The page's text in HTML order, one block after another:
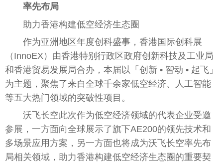
率先布局
助力香港构建低空经济生态圈
作为亚洲地区年度创科盛事， 香港国际创科展
（InnoEX）由香港特别行政区政府创新科技及工业局
和香港贸易发展局合办，本届以「创新 • 智动 • 起飞」
为主题，聚焦了来自全球千余家低空经济、人工智能
等五大热门领域的突破性项目。
沃飞长空此次作为低空经济领域的代表企业受邀
参展，一方面向全球展示了旗下AE200的领先技术和
多场景应用方案，另一方面也将成为沃飞长空率先布
局相关领域，助力香港构建低空经济生态圈的重要契